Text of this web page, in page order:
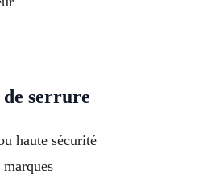
serrure
haute sécurité